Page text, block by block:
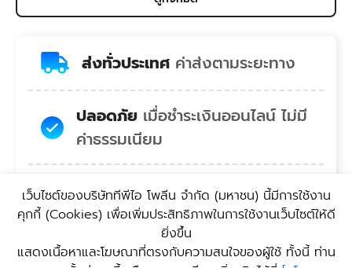
ส่งทั่วประเทศ ค่าส่งตามระยะทาง
ปลอดภัย เมื่อชำระเงินออนไลน์ ไม่มี
ค่าธรรมเนียม
สบายใจ คอลเซ็นเตอร์พร้อมยินดี
บริการ
เว็บไซต์ของบริษัททีพีไอ โพลีน จํากัด (มหาชน) นี้มีการใช้งาน
คุกกี้ (Cookies) เพื่อเพิ่มประสิทธิภาพในการใช้งานเว็บไซต์ให้ดี
ยิ่งขึ้น
แสดงเนื้อหาและโฆษณาที่ตรงกับความสนใจของผู้ใช้ ทั้งนี้ ท่าน